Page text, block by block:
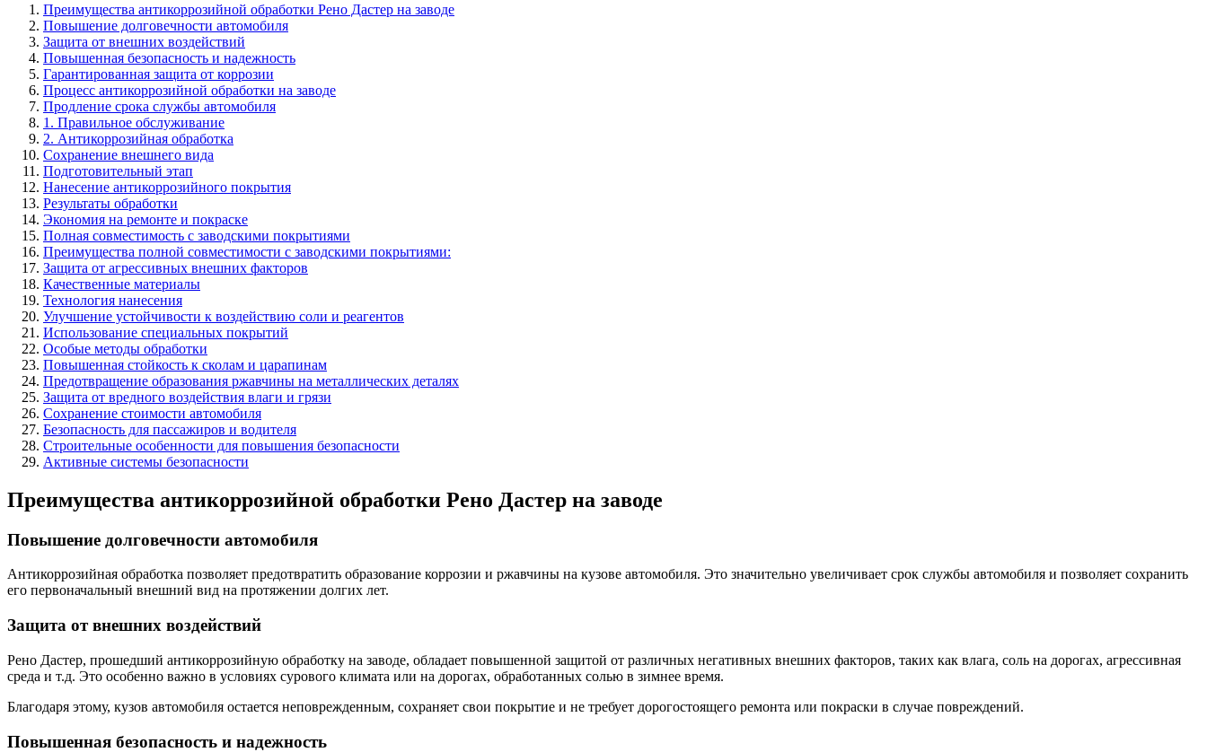
Преимущества антикоррозийной обработки Рено Дастер на заводе
Повышение долговечности автомобиля
Защита от внешних воздействий
Повышенная безопасность и надежность
Гарантированная защита от коррозии
Процесс антикоррозийной обработки на заводе
Продление срока службы автомобиля
1. Правильное обслуживание
2. Антикоррозийная обработка
Сохранение внешнего вида
Подготовительный этап
Нанесение антикоррозийного покрытия
Результаты обработки
Экономия на ремонте и покраске
Полная совместимость с заводскими покрытиями
Преимущества полной совместимости с заводскими покрытиями:
Защита от агрессивных внешних факторов
Качественные материалы
Технология нанесения
Улучшение устойчивости к воздействию соли и реагентов
Использование специальных покрытий
Особые методы обработки
Повышенная стойкость к сколам и царапинам
Предотвращение образования ржавчины на металлических деталях
Защита от вредного воздействия влаги и грязи
Сохранение стоимости автомобиля
Безопасность для пассажиров и водителя
Строительные особенности для повышения безопасности
Активные системы безопасности
Преимущества антикоррозийной обработки Рено Дастер на заводе
Повышение долговечности автомобиля
Антикоррозийная обработка позволяет предотвратить образование коррозии и ржавчины на кузове автомобиля. Это значительно увеличивает срок службы автомобиля и позволяет сохранить
его первоначальный внешний вид на протяжении долгих лет.
Защита от внешних воздействий
Рено Дастер, прошедший антикоррозийную обработку на заводе, обладает повышенной защитой от различных негативных внешних факторов, таких как влага, соль на дорогах, агрессивная
среда и т.д. Это особенно важно в условиях сурового климата или на дорогах, обработанных солью в зимнее время.
Благодаря этому, кузов автомобиля остается неповрежденным, сохраняет свои покрытие и не требует дорогостоящего ремонта или покраски в случае повреждений.
Повышенная безопасность и надежность